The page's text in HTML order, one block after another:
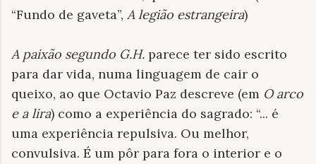
“Fundo de gaveta”, A legião estrangeira)
A paixão segundo G.H. parece ter sido escrito
para dar vida, numa linguagem de cair o
queixo, ao que Octavio Paz descreve (em O arco
e a lira) como a experiência do sagrado: “... é
uma experiência repulsiva. Ou melhor,
convulsiva. É um pôr para fora o interior e o